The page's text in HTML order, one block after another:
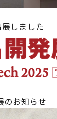
しました
のお知らせ